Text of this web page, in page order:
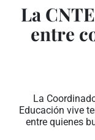
La
entre
La
Educación vive
entre quienes